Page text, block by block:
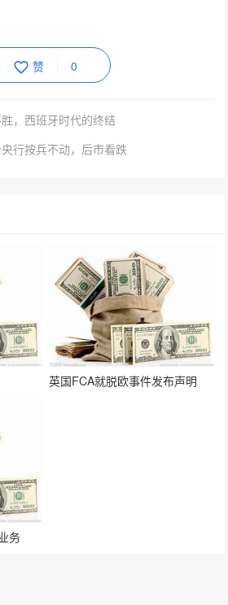
赞 0
，西班牙时代的终结
行按兵不动，后市看跌
英国FCA就脱欧事件发布声明
务